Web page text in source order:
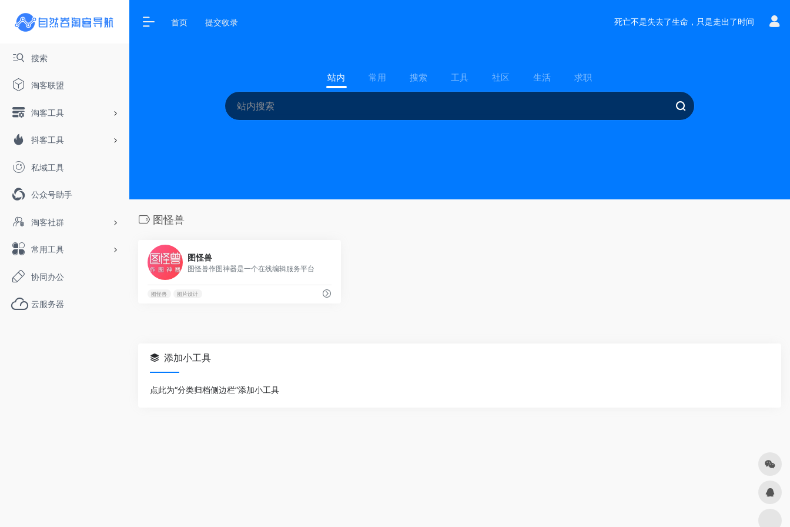
搜索
淘客联盟
淘客工具
抖客工具
私域工具
公众号助手
淘客社群
常用工具
协同办公
云服务器
首页 提交收录 死亡不是失去了生命，只是走出了时间
站内 常用 搜索 工具 社区 生活 求职
图怪兽
图怪兽
图怪兽作图神器是一个在线编辑服务平台
图怪兽 图片设计
添加小工具
点此为“分类归档侧边栏”添加小工具